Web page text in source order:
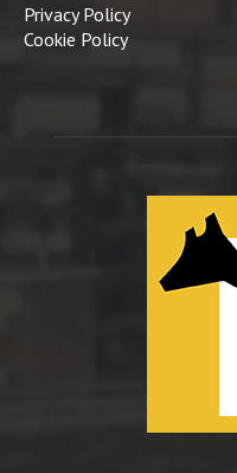
Privacy Policy
Cookie Policy